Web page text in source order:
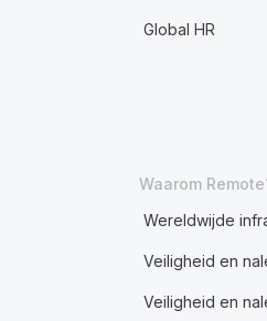
Global HR
Waarom
Wereldwijde
Veiligheid en
Veiligheid en